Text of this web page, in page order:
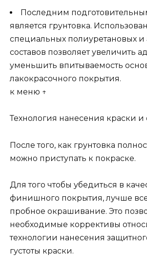
Последним
является грунтовка.
специальных полиуретановых
составов позволяет увеличить
уменьшить впитываемость
лакокрасочного покрытия.
к меню ↑
Технология нанесения краски и
После того, как грунтовка
можно приступать к покраске.
Для того чтобы убедиться в
финишного покрытия, лучше
пробное окрашивание. Это
необходимые коррективы
технологии нанесения
густоты краски.